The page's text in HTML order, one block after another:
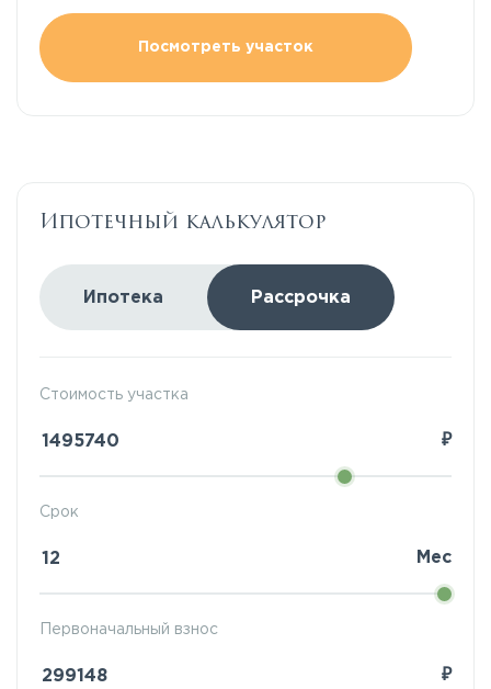
Посмотреть участок
Ипотечный калькулятор
Ипотека Рассрочка
Стоимость участка
₽
Первоначальный взнос
₽
Срок
Мес